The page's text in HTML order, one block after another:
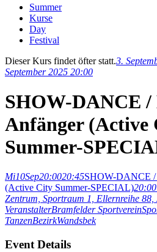
Summer
Kurse
Day
Festival
Dieser Kurs findet öfter statt.3.
September 2025 20:00
SHOW-DANCE
Anfänger (Active
Summer-
Mi10Sep20:0020:45SHOW-DANCE
(Active City Summer-SPECIAL)
Zentrum, Sportraum 1, Ellernreihe
VeranstalterBramfelder Sportverein
TanzenBezirkWandsbek
Event Details